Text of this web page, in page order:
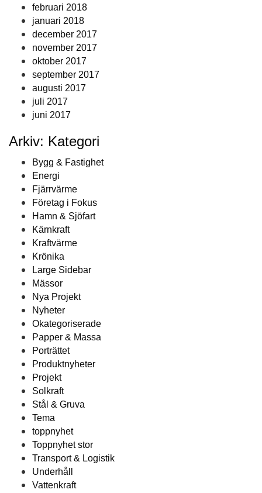
februari 2018
januari 2018
december 2017
november 2017
oktober 2017
september 2017
augusti 2017
juli 2017
juni 2017
Arkiv: Kategori
Bygg & Fastighet
Energi
Fjärrvärme
Företag i Fokus
Hamn & Sjöfart
Kärnkraft
Kraftvärme
Krönika
Large Sidebar
Mässor
Nya Projekt
Nyheter
Okategoriserade
Papper & Massa
Porträttet
Produktnyheter
Projekt
Solkraft
Stål & Gruva
Tema
toppnyhet
Toppnyhet stor
Transport & Logistik
Underhåll
Vattenkraft